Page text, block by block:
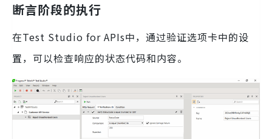
断言阶段的执行
在Test Studio for APIs中，通过验证选项卡中的设
置，可以检查响应的状态代码和内容。